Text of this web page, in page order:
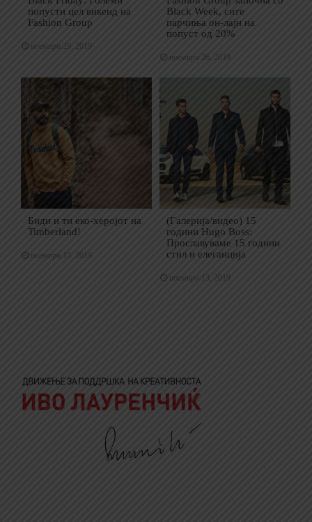
попусти цел викенд на
Fashion Group
ноември 29, 2019
Black Week, сите
парчиња он-лајн на
попуст од 20%
ноември 26, 2019
Биди и ти еко-херојот на
Timberland!
ноември 15, 2019
(Галерија/видео) 15
години Hugo Boss:
Прославуваме 15 години
стил и елеганција
ноември 13, 2019